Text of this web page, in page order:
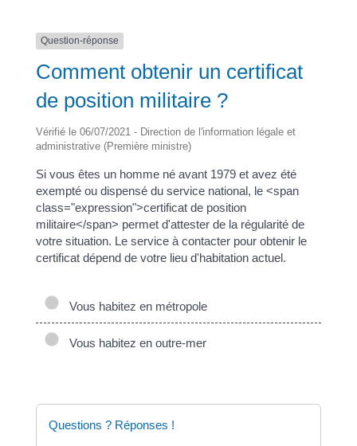
Question-réponse
Comment obtenir un certificat
de position militaire ?
Vérifié le 06/07/2021 - Direction de l'information légale et
administrative (Première ministre)
Si vous êtes un homme né avant 1979 et avez été
exempté ou dispensé du service national, le <span
class="expression">certificat de position
militaire</span> permet d'attester de la régularité de
votre situation. Le service à contacter pour obtenir le
certificat dépend de votre lieu d'habitation actuel.
Vous habitez en métropole
Vous habitez en outre-mer
Questions ? Réponses !